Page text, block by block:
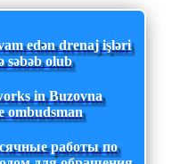
edən drenaj işləri
səbəb olub
in Buzovna
ombudsman
работы по